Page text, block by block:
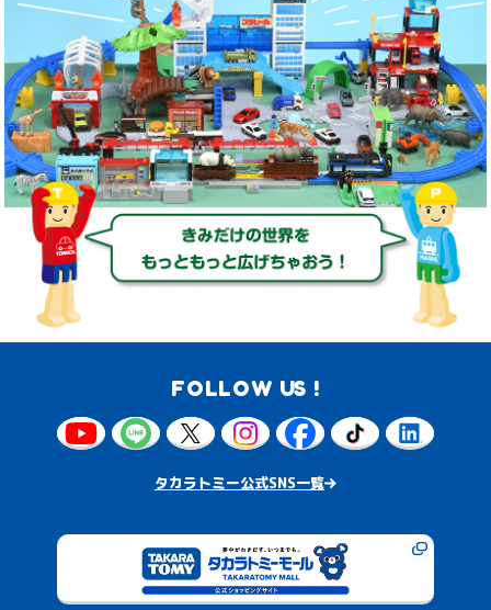
FOLLOW US !
タカラトミー公式SNS一覧